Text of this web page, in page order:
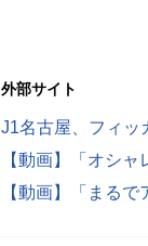
外部サイト
【動画】「まる